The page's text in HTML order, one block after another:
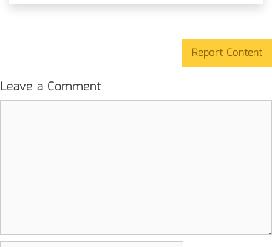
Report Content
Leave a Comment